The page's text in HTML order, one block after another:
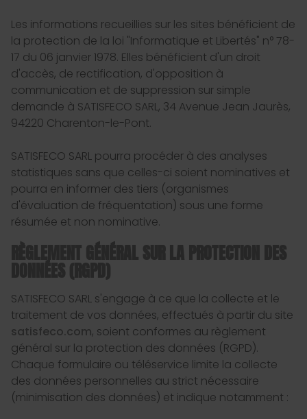
Les informations recueillies sur les sites bénéficient de
la protection de la loi "Informatique et Libertés" n° 78-
17 du 06 janvier 1978. Elles bénéficient d'un droit
d'accès, de rectification, d'opposition à
communication et de suppression sur simple
demande à SATISFECO SARL, 34 Avenue Jean Jaurès,
94220 Charenton-le-Pont.
SATISFECO SARL pourra procéder à des analyses
statistiques sans que celles-ci soient nominatives et
pourra en informer des tiers (organismes
d'évaluation de fréquentation) sous une forme
résumée et non nominative.
RÈGLEMENT GÉNÉRAL SUR LA PROTECTION DES
DONNÉES (RGPD)
SATISFECO SARL s'engage à ce que la collecte et le
traitement de vos données, effectués à partir du site
satisfeco.com, soient conformes au règlement
général sur la protection des données (RGPD).
Chaque formulaire ou téléservice limite la collecte
des données personnelles au strict nécessaire
(minimisation des données) et indique notamment :